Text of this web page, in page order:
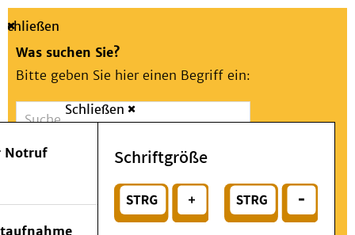
Suche
Schließen
Was suchen Sie?
Bitte geben Sie hier einen Begriff ein:
Suchen
oder
Wählen Sie ein Thema für Ihren Schnelleinstieg
Notfall
Schließen
Notruf Schriftgröße
Menü
Patienten & Besucher
Kliniken/Institute/Zentren